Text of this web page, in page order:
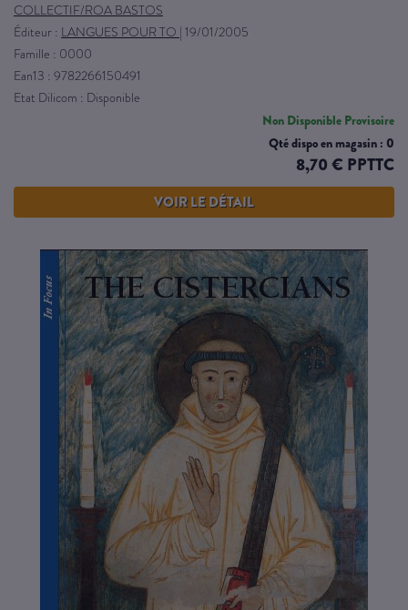
COLLECTIF/ROA BASTOS
Éditeur : LANGUES POUR TO | 19/01/2005
Famille : 0000
Ean13 : 9782266150491
Etat Dilicom : Disponible
Non Disponible Provisoire
Qté dispo en magasin : 0
8,70 € PPTTC
VOIR LE DÉTAIL